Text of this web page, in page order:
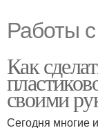
Работы
Как
своими
Сегодня многие